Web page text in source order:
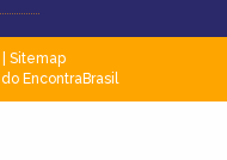
Sitemap
EncontraBrasil